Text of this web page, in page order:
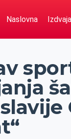
Naslovna